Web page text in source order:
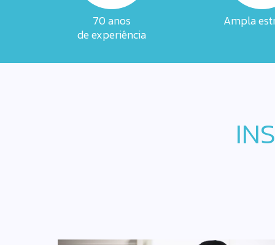
70 anos
de experiência
Ampla